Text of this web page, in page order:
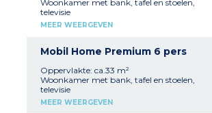
Overdekt terras met tuinmeubilair en
barbecue
Max. capaciteit 6 personen
Woonkamer met bank, tafel en stoelen,
televisie
Volledig ingerichte kitchenette (kookplaat,
1 slaapkamer met een tweepersoonsbed (140
2 slaapkamers met twee eenpersoonsbedden
(90 cm)
1 badkamer met douche en wastafel
1 aparte wc
Overdekt terras met tuinmeubilair en
MEER WEERGEVEN
Mobil Home Premium 6 pers
Oppervlakte: ca.33 m²
Woonkamer met bank, tafel en stoelen,
televisie
Volledig ingerichte kitchenette (kookplaat,
MEER WEERGEVEN